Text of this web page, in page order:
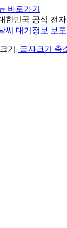
바로가기
한민국 공식 전
씨 대기정보 보
기 글자크기 축